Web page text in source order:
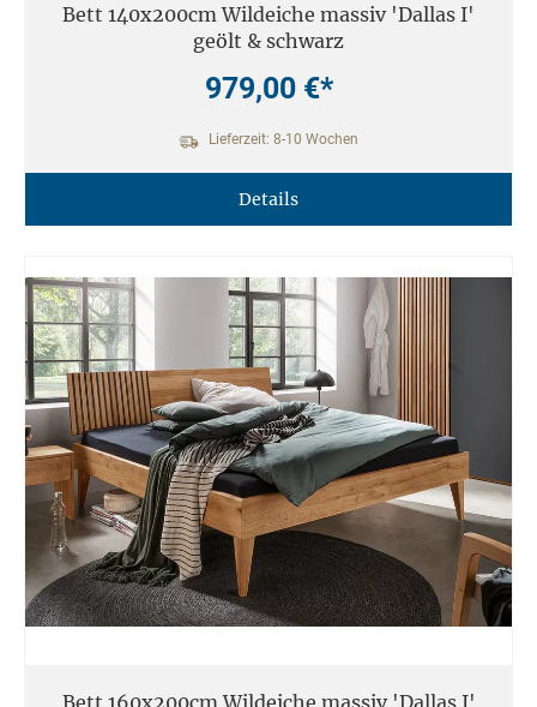
Bett 140x200cm Wildeiche massiv 'Dallas I'
geölt & schwarz
979,00 €*
Lieferzeit: 8-10 Wochen
Details